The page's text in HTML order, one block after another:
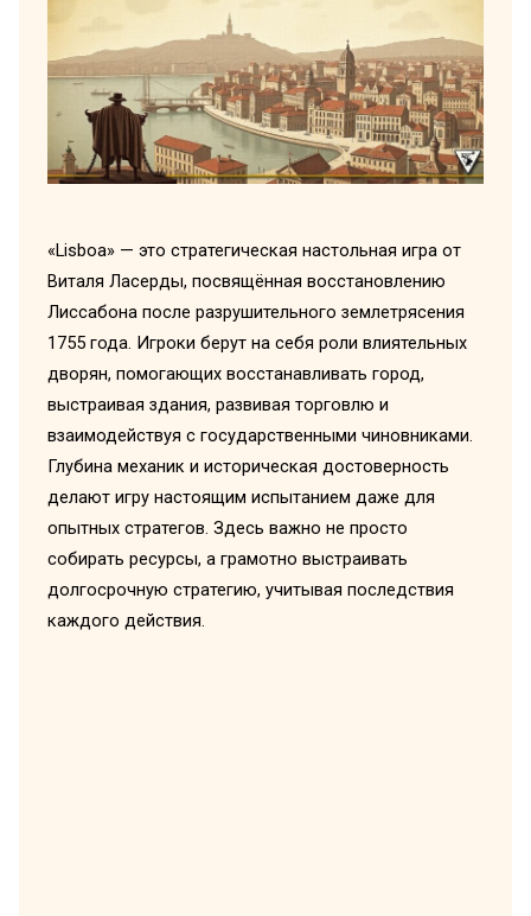
«Lisboa» — это стратегическая настольная игра от
Виталя Ласерды, посвящённая восстановлению
Лиссабона после разрушительного землетрясения
1755 года. Игроки берут на себя роли влиятельных
дворян, помогающих восстанавливать город,
выстраивая здания, развивая торговлю и
взаимодействуя с государственными чиновниками.
Глубина механик и историческая достоверность
делают игру настоящим испытанием даже для
опытных стратегов. Здесь важно не просто
собирать ресурсы, а грамотно выстраивать
долгосрочную стратегию, учитывая последствия
каждого действия.